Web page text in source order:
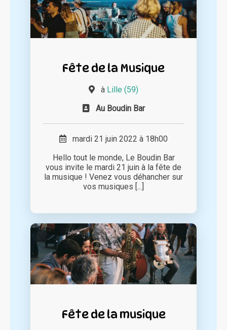
Fête de la Musique
à Lille (59)
Au Boudin Bar
mardi 21 juin 2022 à 18h00
Hello tout le monde, Le Boudin Bar
vous invite le mardi 21 juin à la fête de
la musique ! Venez vous déhancher sur
vos musiques [...]
Fête de la musique